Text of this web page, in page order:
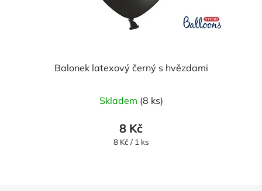
Balonek latexový černý s hvězdami
Skladem (8 ks)
8 Kč
Měrná
8 Kč / 1 ks